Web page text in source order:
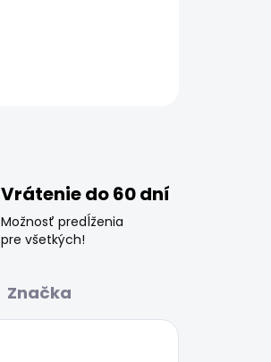
Vrátenie do 60 dní
Možnosť predĺženia
pre všetkých!
Značka